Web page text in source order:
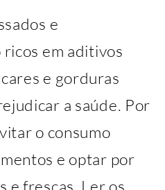
e
em aditivos
e gorduras
a saúde. Por
o consumo
e optar por
e frescas. Ler os